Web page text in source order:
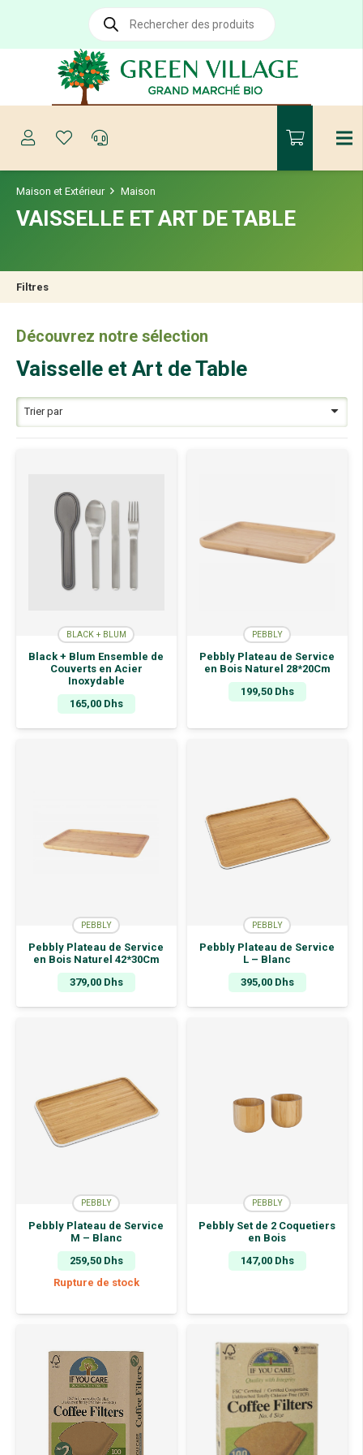
Recherche
produits
Maison et Extérieur Maison
VAISSELLE ET ART DE TABLE
Filtres
Découvrez notre sélection
Vaisselle et Art de Table
BLACK + BLUM
Black + Blum Ensemble de
Couverts en Acier
Inoxydable
165,00 Dhs
PEBBLY
Pebbly Plateau de Service
en Bois Naturel 28*20Cm
199,50 Dhs
PEBBLY
Pebbly Plateau de Service
en Bois Naturel 42*30Cm
379,00 Dhs
PEBBLY
Pebbly Plateau de Service
L – Blanc
395,00 Dhs
PEBBLY
Pebbly Plateau de Service
M – Blanc
259,50 Dhs
Rupture de stock
PEBBLY
Pebbly Set de 2 Coquetiers
en Bois
147,00 Dhs